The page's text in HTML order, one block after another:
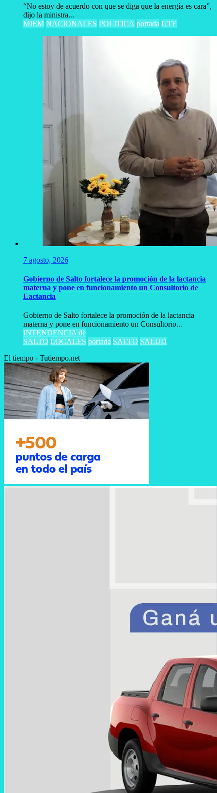
“No estoy de acuerdo con que se diga que la energía es cara”,
dijo la ministra...
MIEM NACIONALES POLITICA portada UTE
7 agosto, 2026
Gobierno de Salto fortalece la promoción de la lactancia
materna y pone en funcionamiento un Consultorio de
Lactancia
Gobierno de Salto fortalece la promoción de la lactancia
materna y pone en funcionamiento un Consultorio...
INTENDENCIA de
SALTO LOCALES portada SALTO SALUD
El tiempo - Tutiempo.net